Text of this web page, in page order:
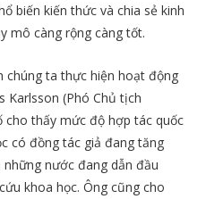
biến kiến thức và chia sẻ kinh
mô càng rộng càng tốt.
chúng ta thực hiện hoạt động
Karlsson (Phó Chủ tịch
cho thấy mức độ hợp tác quốc
có đồng tác giả đang tăng
nước đang dẫn đầu
khoa học. Ông cũng cho